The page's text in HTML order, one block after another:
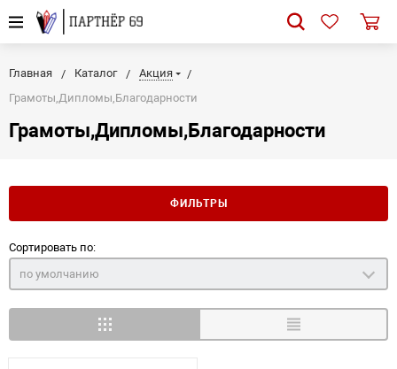
Главная Каталог
Акция
Грамоты,Дипломы,Благодарности
Грамоты,Дипломы,Благодарности
ФИЛЬТРЫ
Сортировать по:
по умолчанию